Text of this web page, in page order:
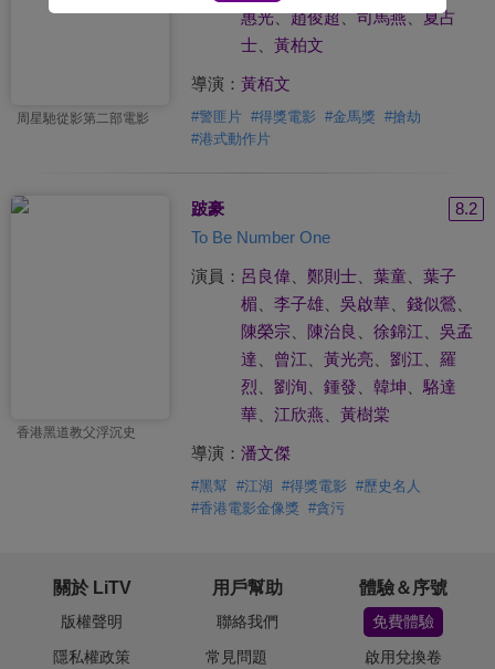
周星馳從影第二部電影
惠光、趙俊超、司馬燕、夏占
士、 黃柏文
導演： 黃栢文
#警匪片 #得獎電影 #金馬獎 #搶劫
#港式動作片
香港黑道教父浮沉史
跛豪
8.2
To Be Number One
演員： 呂良偉、 鄭則士、 葉童
葉子
楣
李子雄、 吳啟華、 錢似鶯
陳榮宗
陳治良 徐錦江
吳孟
達
曾江 黃光亮 劉江
羅
烈
劉洵 鍾發 韓坤
駱達
華、 江欣燕 黃樹棠
導演： 潘文傑
#黑幫 #江湖 #得獎電影 #歷史名人
#香港電影金像獎 #貪污
關於 LiTV
版權聲明
隱私權政策
用戶幫助
聯絡我們
常見問題
體驗＆序號
免費體驗
啟用兌換卷